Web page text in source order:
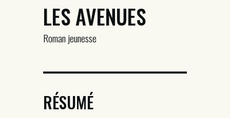
LES AVENUES
Roman jeunesse
RÉSUMÉ